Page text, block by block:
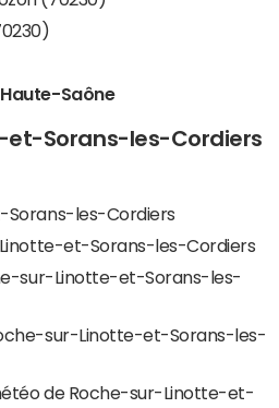
Saône
et-Sorans-les-Cordiers
les-Cordiers
et-Sorans-les-Cordiers
sur-Linotte-et-Sorans-les-
sur-Linotte-et-Sorans-les-
de Roche-sur-Linotte-et-